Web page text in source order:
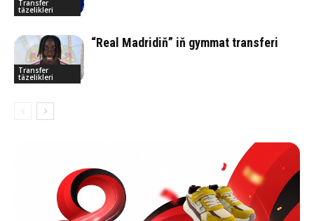
Transfer
täzelikleri
Transfer
täzelikleri
“Real Madridiň” iň gymmat transferi